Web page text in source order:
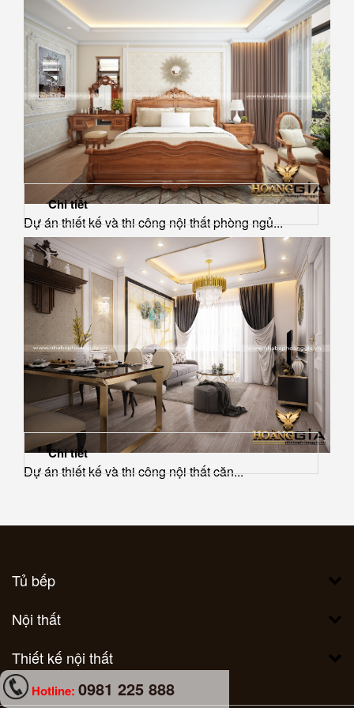
Dự án thiết kế và thi công nội thất phòng ngủ...
Chi tiết
Dự án thiết kế và thi công nội thất căn...
Chi tiết
Tủ bếp
Nội thất
Thiết kế nội thất
Hotline: 0981 225 888